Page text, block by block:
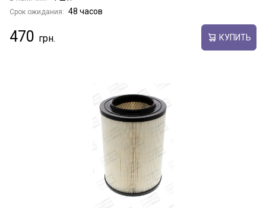
Срок ожидания: 48 часов
470 КУПИТЬ